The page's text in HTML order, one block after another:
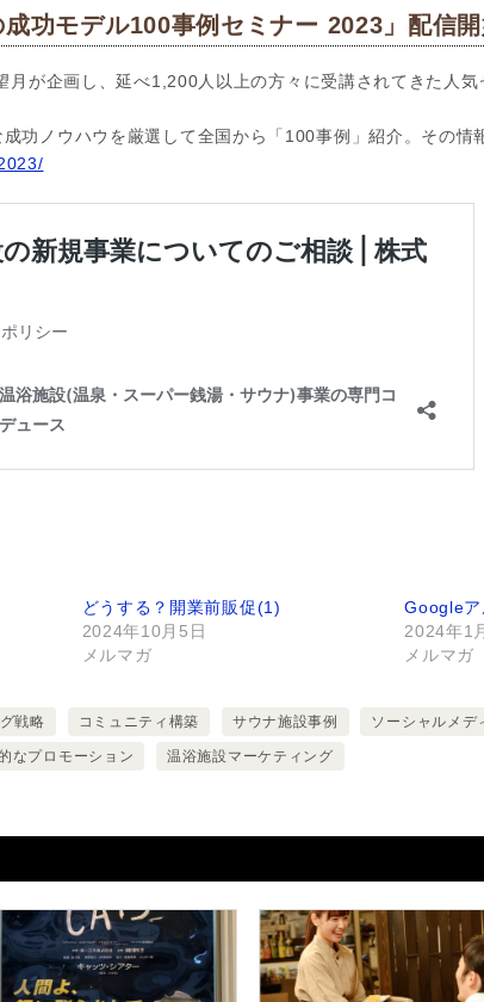
功モデル100事例セミナー 2023」配信開
月が企画し、延べ1,200人以上の方々に受講されてきた人
功ノウハウを厳選して全国から「100事例」紹介。その情
どうする？開業前販促(1)
2024年10月5日
メルマガ
Google
2024年1
メルマガ
戦略 コミュニティ構築 サウナ施設事例 ソーシャルメデ
なプロモーション 温浴施設マーケティング